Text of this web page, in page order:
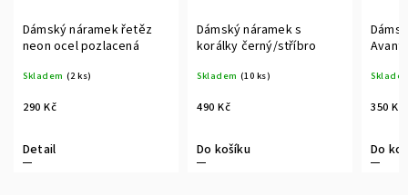
Dámský náramek řetěz
neon ocel pozlacená
Skladem (2 ks)
290 Kč
Detail
Dámský náramek s
korálky černý/stříbro
Skladem (10 ks)
490 Kč
Do košíku
350 Kč
Do